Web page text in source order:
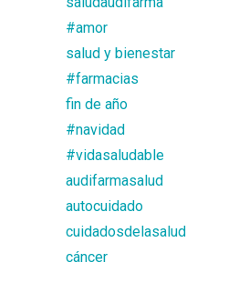
#amor
salud y bienestar
#farmacias
fin de año
#navidad
#vidasaludable
audifarmasalud
autocuidado
cuidadosdelasalud
cáncer